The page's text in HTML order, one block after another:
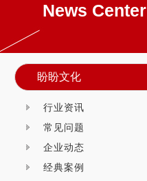
News Center
盼盼文化
行业资讯
常见问题
企业动态
经典案例